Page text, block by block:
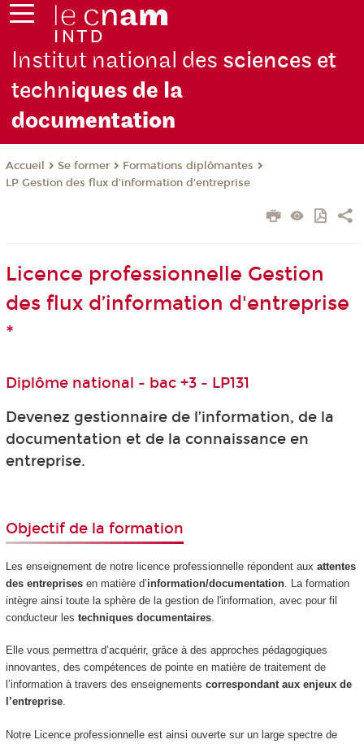
Institut national des sciences et
techniques de la
documentation
Accueil Se former
Formations diplômantes
LP Gestion des flux d'information d'entreprise
Licence professionnelle Gestion
des flux d’information d'entreprise
*
Diplôme national - bac +3 - LP131
Devenez gestionnaire de l’information, de la
documentation et de la connaissance en
entreprise.
Objectif de la formation
Les enseignement de notre licence professionnelle répondent aux attentes
des entreprisesen matière d’information/documentation. La formation
intègre ainsi toute la sphère de la gestion de l'information, avec pour fil
conducteur les techniques documentaires.
Elle vous permettra d’acquérir, grâce à des approches pédagogiques
innovantes, des compétences de pointe en matière de traitement de
l’information à travers des enseignements correspondant aux enjeux de
l’entreprise.
Notre Licence professionnelle est ainsi ouverte sur un large spectre de